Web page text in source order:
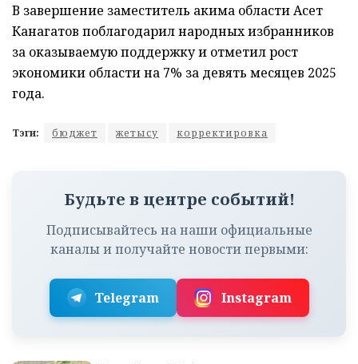
В завершение заместитель акима области Асет
Канагатов поблагодарил народных избранников
за оказываемую поддержку и отметил рост
экономики области на 7% за девять месяцев 2025
года.
Тэги: бюджет жетысу корректировка
Будьте в центре событий!
Подписывайтесь на наши официальные
каналы и получайте новости первыми:
Telegram Instagram